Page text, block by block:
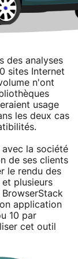
des analyses
sites Internet
n'ont
usage
les deux cas
la société
de ses clients
le rendu des
plusieurs
application
10 par
cet outil